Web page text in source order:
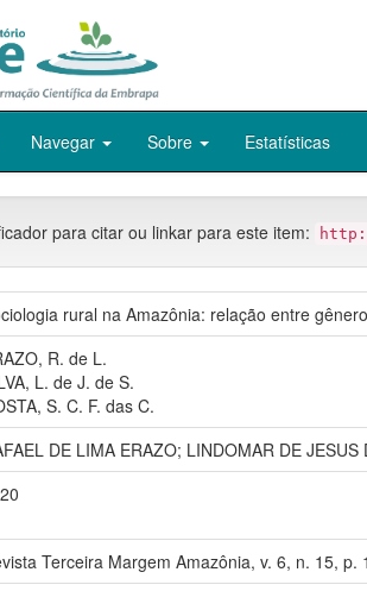
Navegar Sobre Estatísticas
para citar ou linkar para este item:
rural na Amazônia: relação entre
R. de L.
L. de J. de S.
S. C. F. das C.
DE LIMA ERAZO; LINDOMAR DE
Terceira Margem Amazônia, v. 6, n. 15, p.